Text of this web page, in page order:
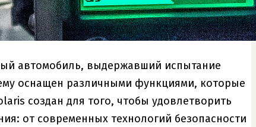
автомобиль, выдержавший испытание
оснащен различными функциями, которые
создан для того, чтобы удовлетворить
от современных технологий безопасности